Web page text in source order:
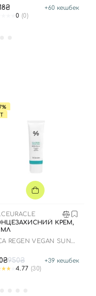
+60 кешбек
0 (0)
КРЕМ,
МЛ
REGEN VEGAN SUN
950₴ +39 кешбек
4.77 (30)
реєстрації ви
e-mail